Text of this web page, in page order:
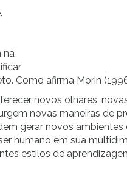
na
Como afirma Morin
novos olhares,
novas maneiras de
gerar novos ambientes
humano em sua
estilos de